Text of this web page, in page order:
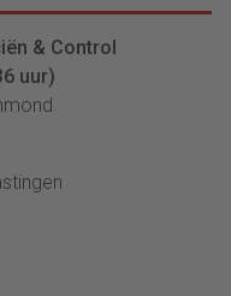
& Control
uur)